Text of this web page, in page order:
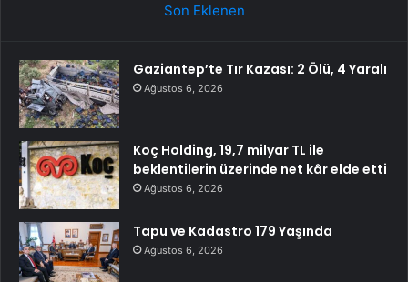
Son Eklenen
Gaziantep’te Tır Kazası: 2 Ölü, 4 Yaralı
Ağustos 6, 2026
Koç Holding, 19,7 milyar TL ile
beklentilerin üzerinde net kâr elde etti
Ağustos 6, 2026
Tapu ve Kadastro 179 Yaşında
Ağustos 6, 2026